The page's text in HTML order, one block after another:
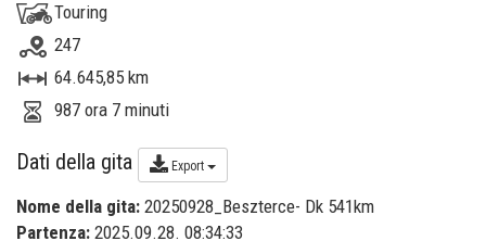
Touring
247
64.645,85 km
987 ora 7 minuti
Dati della gita Export
Nome della gita: 20250928_Beszterce- Dk 541km
Partenza: 2025.09.28. 08:34:33